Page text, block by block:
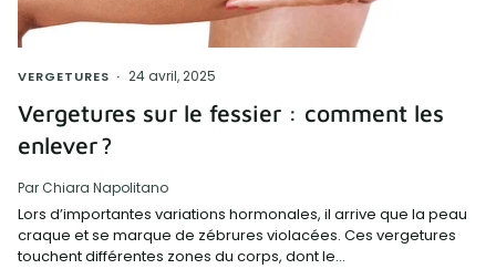
VERGETURES 24 avril, 2025
Vergetures sur le fessier : comment les
enlever ?
Par Chiara Napolitano
Lors d’importantes variations hormonales, il arrive que la peau
craque et se marque de zébrures violacées. Ces vergetures
touchent différentes zones du corps, dont le...